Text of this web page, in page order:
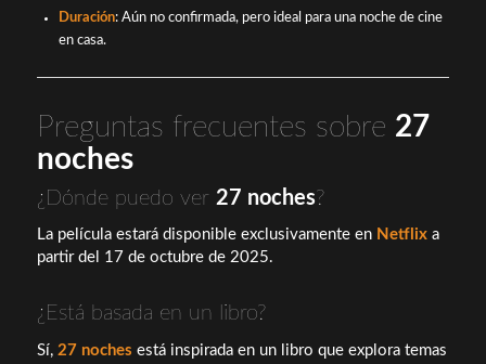
Duración: Aún no confirmada, pero ideal para una noche de cine
en casa.
Preguntas frecuentes sobre 27
noches
¿Dónde puedo ver 27 noches?
La película estará disponible exclusivamente en Netflixa
partir del 17 de octubre de 2025.
¿Está basada en un libro?
Sí, 27 noches está inspirada en un libro que explora temas